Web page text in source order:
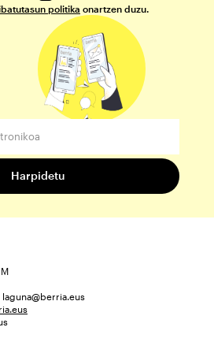
politika onartzen duzu.